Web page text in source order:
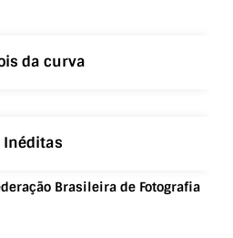
da curva
Inéditas
Brasileira de Fotografia